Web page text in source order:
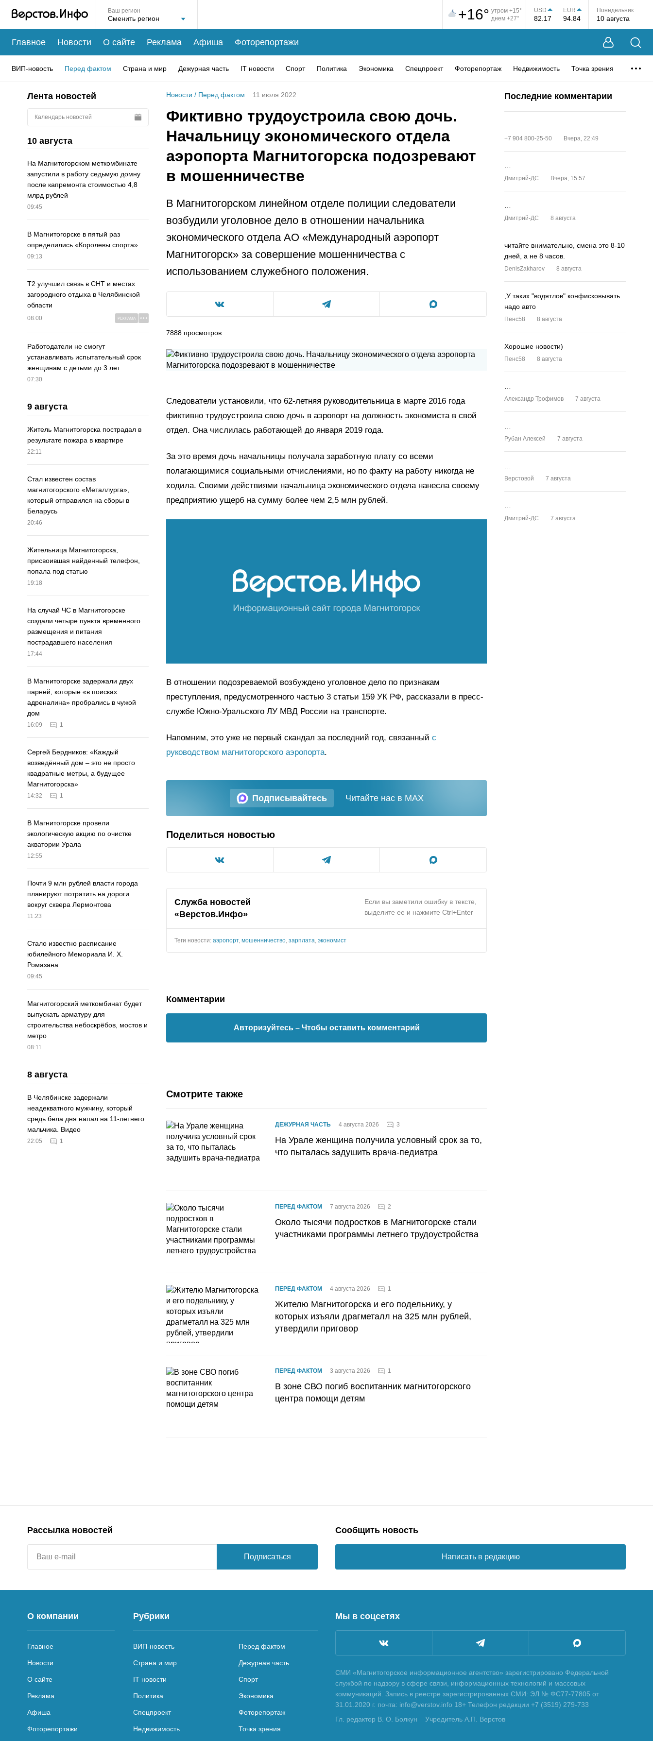
Ваш регион +16° утром +15°
днем +27°
USD
82.17
EUR
94.84
Понедельник
10 августа
Главное Новости О сайте Реклама Афиша Фоторепортажи
ВИП-новость Перед фактом Страна и мир Дежурная часть IT новости Спорт Политика Экономика Спецпроект Фоторепортаж Недвижимость Точка зрения
Лента новостей
Календарь новостей
10 августа
На Магнитогорском меткомбинате
запустили в работу седьмую домну
после капремонта стоимостью 4,8
млрд рублей
09:45
В Магнитогорске в пятый раз
определились «Королевы спорта»
09:13
Т2 улучшил связь в СНТ и местах
загородного отдыха в Челябинской
области
08:00 РЕКЛАМА
Работодатели не смогут
устанавливать испытательный срок
женщинам с детьми до 3 лет
07:30
9 августа
Житель Магнитогорска пострадал в
результате пожара в квартире
22:11
Стал известен состав
магнитогорского «Металлурга»,
который отправился на сборы в
Беларусь
20:46
Жительница Магнитогорска,
присвоившая найденный телефон,
попала под статью
19:18
На случай ЧС в Магнитогорске
создали четыре пункта временного
размещения и питания
пострадавшего населения
17:44
В Магнитогорске задержали двух
парней, которые «в поисках
адреналина» пробрались в чужой
дом
16:09 1
Сергей Бердников: «Каждый
возведённый дом – это не просто
квадратные метры, а будущее
Магнитогорска»
14:32 1
В Магнитогорске провели
экологическую акцию по очистке
акватории Урала
12:55
Почти 9 млн рублей власти города
планируют потратить на дороги
вокруг сквера Лермонтова
11:23
Стало известно расписание
юбилейного Мемориала И. Х.
Ромазана
09:45
Магнитогорский меткомбинат будет
выпускать арматуру для
строительства небоскрёбов, мостов и
метро
08:11
8 августа
В Челябинске задержали
неадекватного мужчину, который
средь бела дня напал на 11-летнего
мальчика. Видео
22:05 1
Новости / Перед фактом 11 июля 2022
Фиктивно трудоустроила свою дочь.
Начальницу экономического отдела
аэропорта Магнитогорска подозревают
в мошенничестве
В Магнитогорском линейном отделе полиции следователи
возбудили уголовное дело в отношении начальника
экономического отдела АО «Международный аэропорт
Магнитогорск» за совершение мошенничества с
использованием служебного положения.
7888 просмотров
Следователи установили, что 62-летняя руководительница в марте 2016 года
фиктивно трудоустроила свою дочь в аэропорт на должность экономиста в свой
отдел. Она числилась работающей до января 2019 года.
За это время дочь начальницы получала заработную плату со всеми
полагающимися социальными отчислениями, но по факту на работу никогда не
ходила. Своими действиями начальница экономического отдела нанесла своему
предприятию ущерб на сумму более чем 2,5 млн рублей.
В отношении подозреваемой возбуждено уголовное дело по признакам
преступления, предусмотренного частью 3 статьи 159 УК РФ, рассказали в пресс-
службе Южно-Уральского ЛУ МВД России на транспорте.
Напомним, это уже не первый скандал за последний год, связанный с
руководством магнитогорского аэропорта.
Подписывайтесь Читайте нас в MAX
Поделиться новостью
Служба новостей
«Верстов.Инфо»
Если вы заметили ошибку в тексте,
выделите ее и нажмите Ctrl+Enter
Теги новости: аэропорт, мошенничество, зарплата, экономист
Комментарии
Авторизуйтесь – Чтобы оставить комментарий
Смотрите также
ДЕЖУРНАЯ ЧАСТЬ 4 августа 2026 3
На Урале женщина получила условный срок за то,
что пыталась задушить врача-педиатра
ПЕРЕД ФАКТОМ 7 августа 2026 2
Около тысячи подростков в Магнитогорске стали
участниками программы летнего трудоустройства
ПЕРЕД ФАКТОМ 4 августа 2026 1
Жителю Магнитогорска и его подельнику, у
которых изъяли драгметалл на 325 млн рублей,
утвердили приговор
ПЕРЕД ФАКТОМ 3 августа 2026 1
В зоне СВО погиб воспитанник магнитогорского
центра помощи детям
Последние комментарии
+7 904 800-25-50 Вчера, 22:49
Дмитрий-ДС Вчера, 15:57
Дмитрий-ДС 8 августа
читайте внимательно, смена это 8-10
дней, а не 8 часов.
DenisZakharov 8 августа
,У таких "водятлов" конфисковывать
надо авто
Пенс58 8 августа
Хорошие новости)
Пенс58 8 августа
Александр Трофимов 7 августа
Рубан Алексей 7 августа
Верстовой 7 августа
Дмитрий-ДС 7 августа
Рассылка новостей
Подписаться
Сообщить новость
Написать в редакцию
О компании
Главное
Новости
О сайте
Реклама
Афиша
Фоторепортажи
Рубрики
ВИП-новость Перед фактом
Страна и мир Дежурная часть
IT новости Спорт
Политика Экономика
Спецпроект Фоторепортаж
Недвижимость Точка зрения
Мы в соцсетях
СМИ «Магнитогорское информационное агентство» зарегистрировано Федеральной
службой по надзору в сфере связи, информационных технологий и массовых
коммуникаций. Запись в реестре зарегистрированных СМИ: ЭЛ № ФС77-77805 от
31.01.2020 г. почта: info@verstov.info 18+ Телефон редакции +7 (3519) 279-733
Гл. редактор В. О. Болкун
Учредитель А.П. Верстов